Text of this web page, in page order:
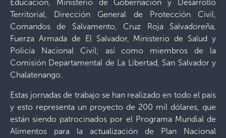
Educación, Ministerio de Gobernación y Desarrollo
Territorial, Dirección General de Protección Civil,
Comandos de Salvamento, Cruz Roja Salvadoreña,
Fuerza Armada de El Salvador, Ministerio de Salud y
Policía Nacional Civil; así como miembros de la
Comisión Departamental de La Libertad, San Salvador y
Chalatenango.
Estas jornadas de trabajo se han realizado en todo el país
y esto representa un proyecto de 200 mil dólares, que
están siendo patrocinados por el Programa Mundial de
Alimentos para la actualización de Plan Nacional